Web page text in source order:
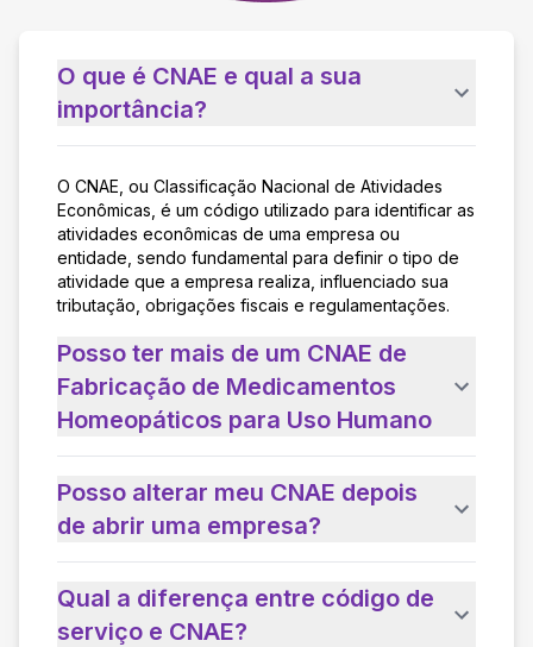
O que é CNAE e qual a sua
importância?
O CNAE, ou Classificação Nacional de Atividades
Econômicas, é um código utilizado para identificar as
atividades econômicas de uma empresa ou
entidade, sendo fundamental para definir o tipo de
atividade que a empresa realiza, influenciado sua
tributação, obrigações fiscais e regulamentações.
Posso ter mais de um CNAE de
Fabricação de Medicamentos
Homeopáticos para Uso Humano
Posso alterar meu CNAE depois
de abrir uma empresa?
Qual a diferença entre código de
serviço e CNAE?